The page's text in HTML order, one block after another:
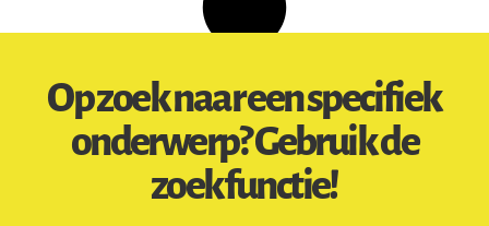
Op zoek naar een specifiek
onderwerp? Gebruik de
zoekfunctie!